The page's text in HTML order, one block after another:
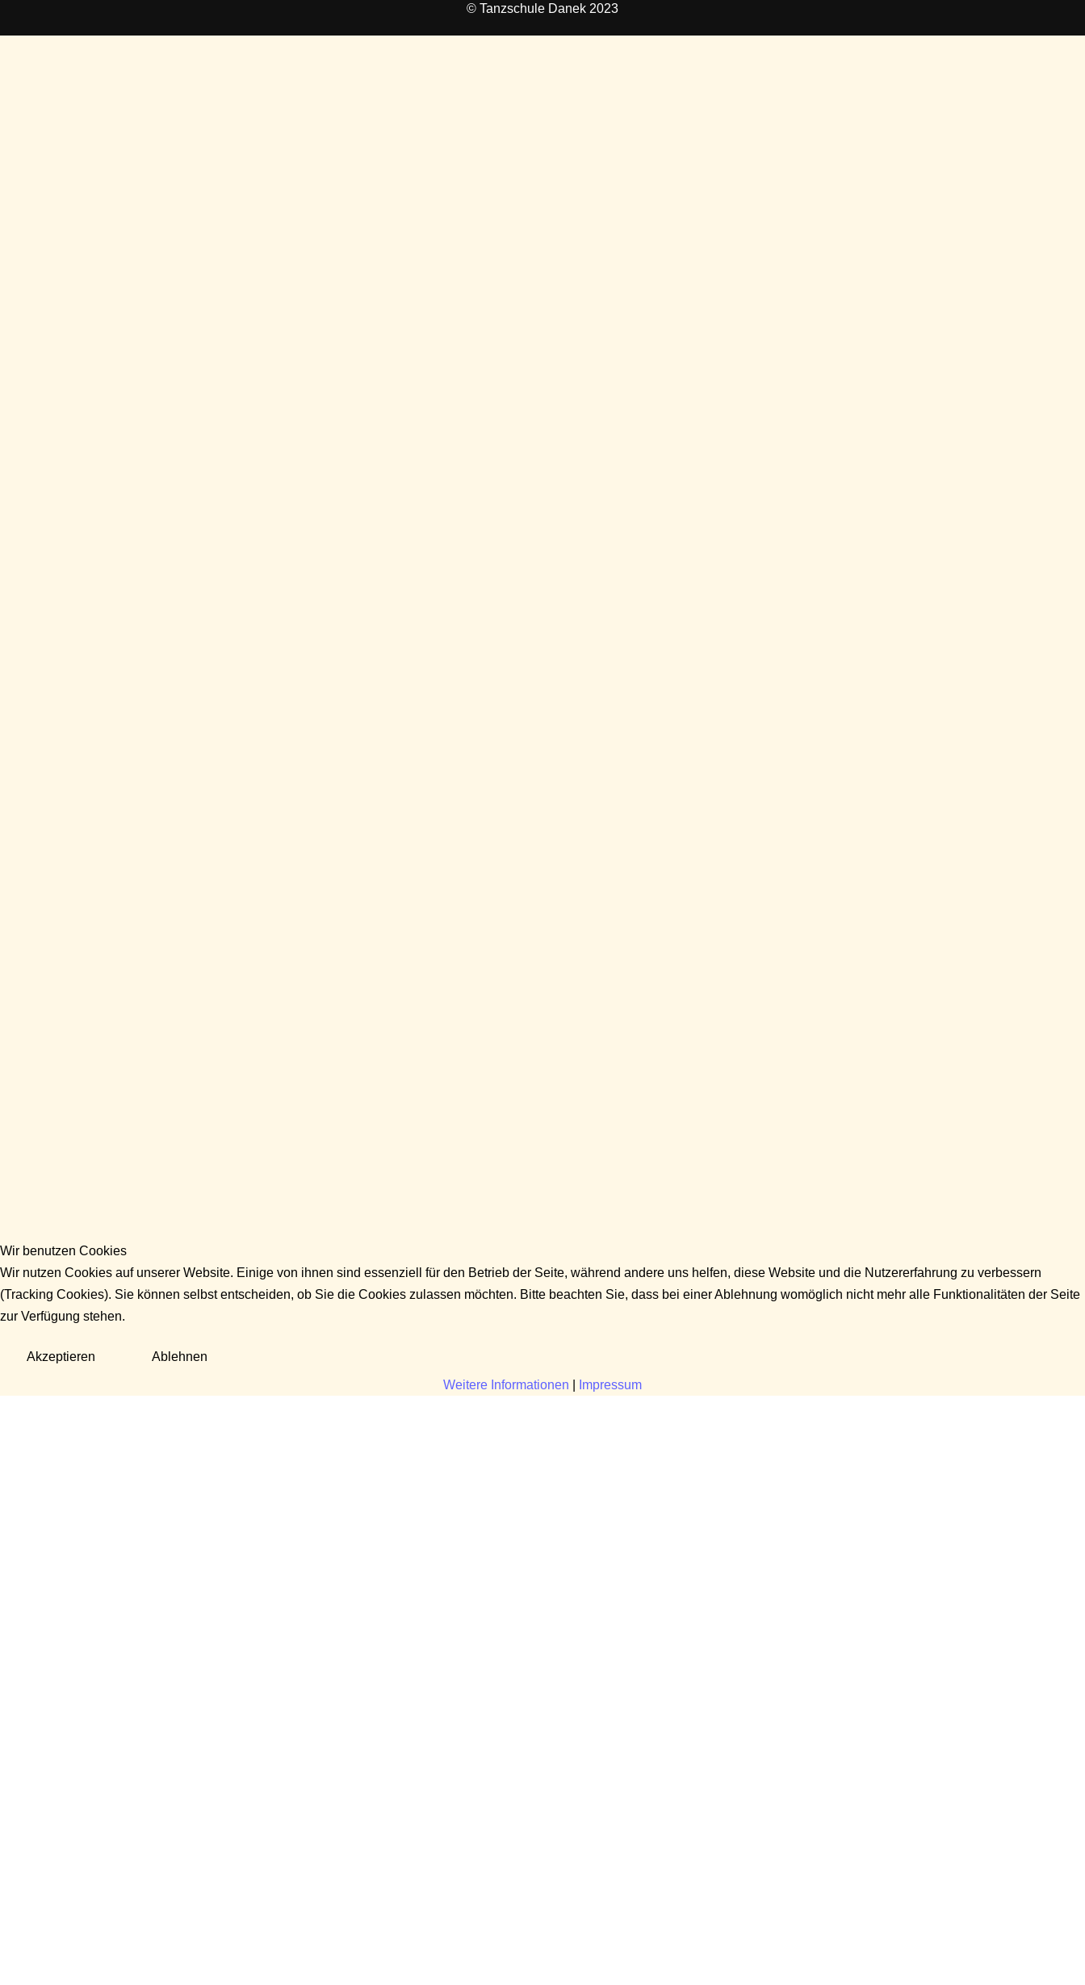
© Tanzschule Danek 2023
Wir benutzen Cookies
Wir nutzen Cookies auf unserer Website. Einige von ihnen sind essenziell für den Betrieb der Seite, während andere uns helfen, diese Website und die Nutzererfahrung zu verbessern
(Tracking Cookies). Sie können selbst entscheiden, ob Sie die Cookies zulassen möchten. Bitte beachten Sie, dass bei einer Ablehnung womöglich nicht mehr alle Funktionalitäten der Seite
zur Verfügung stehen.
Akzeptieren Ablehnen
Weitere Informationen Impressum